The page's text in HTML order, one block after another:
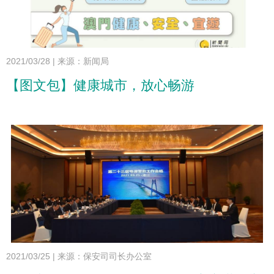
2021/03/28 | 来源：新闻局
【图文包】健康城市，放心畅游
2021/03/25 | 来源：保安司司长办公室